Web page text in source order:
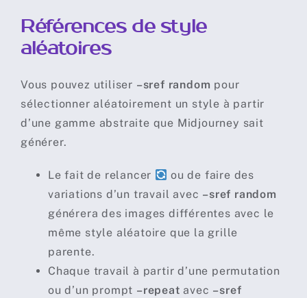
Références de style
aléatoires
Vous pouvez utiliser –sref random pour
sélectionner aléatoirement un style à partir
d’une gamme abstraite que Midjourney sait
générer.
Le fait de relancer
ou de faire des
variations d’un travail avec –sref random
générera des images différentes avec le
même style aléatoire que la grille
parente.
Chaque travail à partir d’une permutation
ou d’un prompt –repeat avec –sref